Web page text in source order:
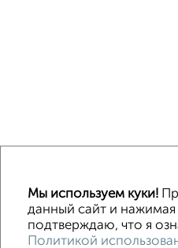
Без посредников В деревне
Деревянный
Готовый дом
Мы используем куки!
данный сайт и нажимая
подтверждаю, что я
Политикой